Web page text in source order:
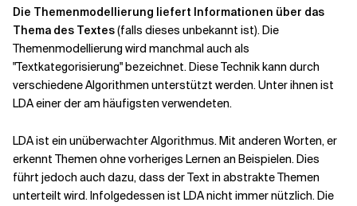
Die Themenmodellierung liefert Informationen über das
Thema des Textes(falls dieses unbekannt ist). Die
Themenmodellierung wird manchmal auch als
"Textkategorisierung" bezeichnet. Diese Technik kann durch
verschiedene Algorithmen unterstützt werden. Unter ihnen ist
LDA einer der am häufigsten verwendeten.
LDA ist ein unüberwachter Algorithmus. Mit anderen Worten, er
erkennt Themen ohne vorheriges Lernen an Beispielen. Dies
führt jedoch auch dazu, dass der Text in abstrakte Themen
unterteilt wird. Infolgedessen ist LDA nicht immer nützlich. Die